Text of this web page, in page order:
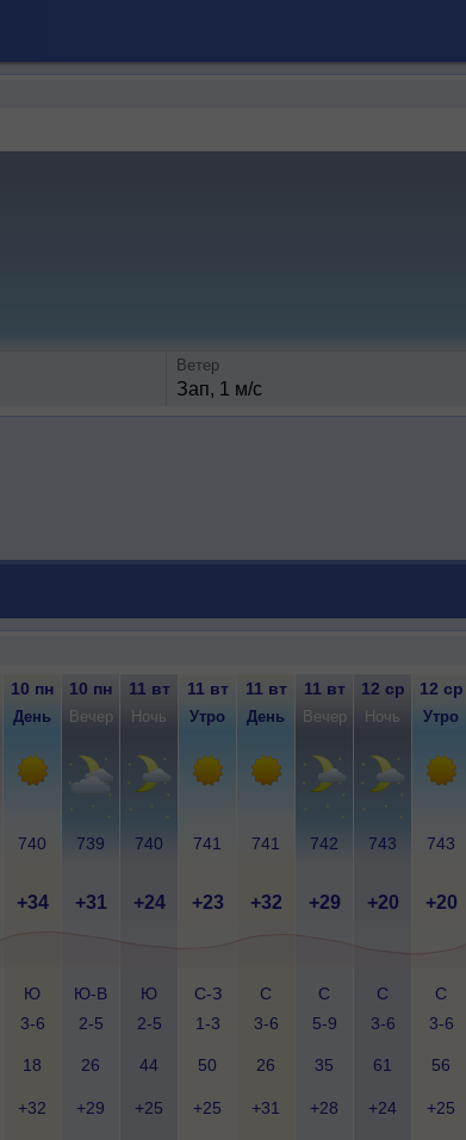
Ветер
Зап, 1 м/с
10 пн 10 пн 11 вт 11 вт 11 вт 11 вт 12 ср 12 ср
День Вечер Ночь Утро День Вечер Ночь Утро
740 739 740 741 741 742 743 743
+34 +31 +24 +23 +32 +29 +20 +20
Ю
3-6
Ю-В
2-5
Ю
2-5
С-З
1-3
С
3-6
С
5-9
С
3-6
С
3-6
18 26 44 50 26 35 61 56
+32 +29 +25 +25 +31 +28 +24 +25